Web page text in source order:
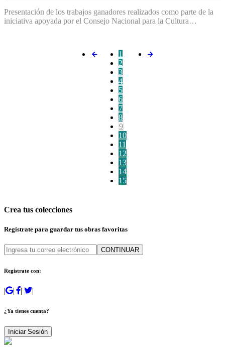
Presentación de los trabajos ganadores realizados como parte de la
iniciativa apoyada por el Consejo Nacional para la Cultura…
1
2
3
4
5
6
7
8
9
10
11
12
13
14
15
Crea tus colecciones
Regístrate para guardar tus obras favoritas
CONTINUAR
Regístrate con:
| | | |
¿Ya tienes cuenta?
Iniciar Sesión